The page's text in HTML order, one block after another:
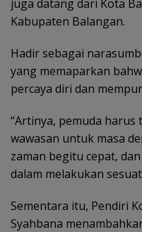
juga datang dari Kota
Kabupaten Balangan.
Hadir sebagai
yang memaparkan
percaya diri dan
“Artinya, pemuda
wawasan untuk masa
zaman begitu cepat,
dalam melakukan
Sementara itu, Pendiri
Syahbana